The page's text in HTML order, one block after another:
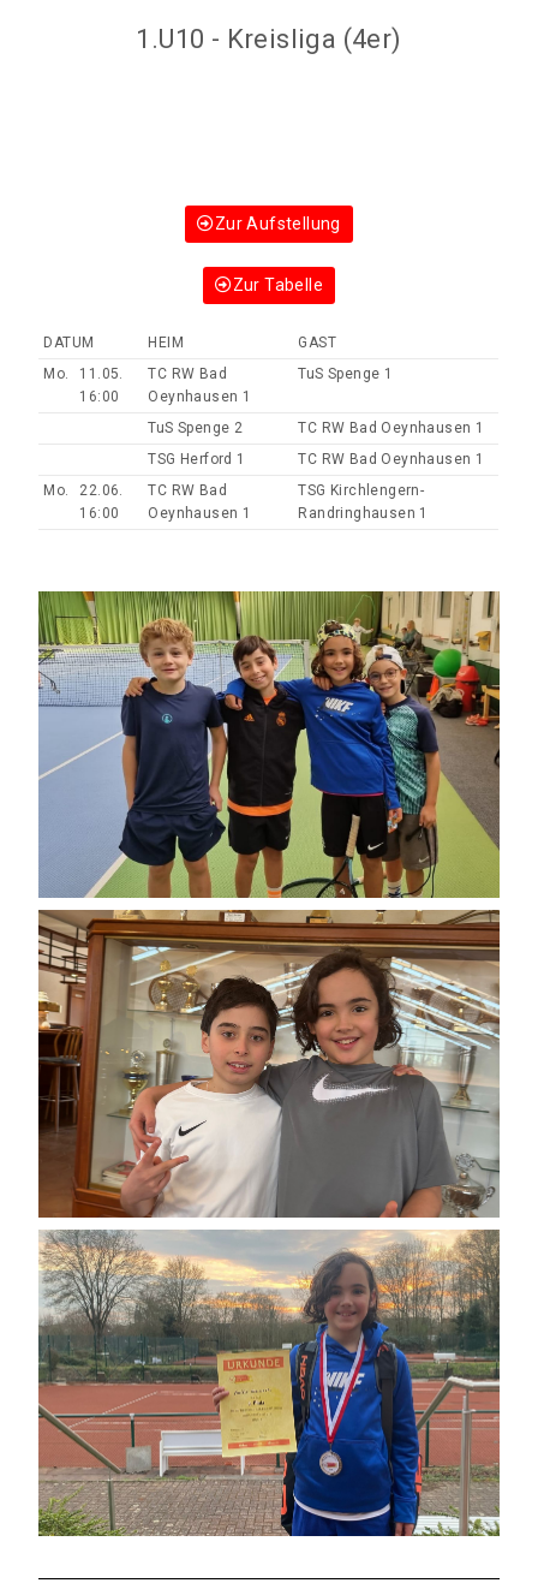
1.U10 - Kreisliga (4er)
Zur Aufstellung
Zur Tabelle
DATUM HEIM
GAST
Mo.
11.05.
16:00
TC RW Bad
Oeynhausen 1
TuS Spenge 1
TuS Spenge 2
TC RW Bad Oeynhausen 1
TSG Herford 1
TC RW Bad Oeynhausen 1
Mo.
22.06.
16:00
TC RW Bad
Oeynhausen 1
TSG Kirchlengern-
Randringhausen 1